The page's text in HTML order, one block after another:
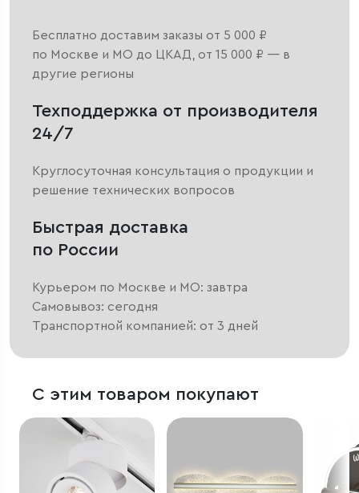
Бесплатно доставим заказы от 5 000 ₽
по Москве и МО до ЦКАД, от 15 000 ₽ — в
другие регионы
Техподдержка от производителя
24/7
Круглосуточная консультация о продукции и
решение технических вопросов
Быстрая доставка
по России
Курьером по Москве и МО: завтра
Самовывоз: сегодня
Транспортной компанией: от 3 дней
С этим товаром покупают